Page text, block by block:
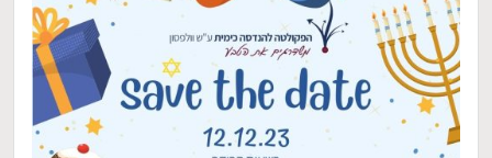
EN